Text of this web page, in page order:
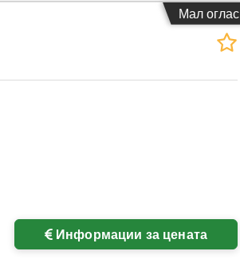
Мал оглас
Информации за цената